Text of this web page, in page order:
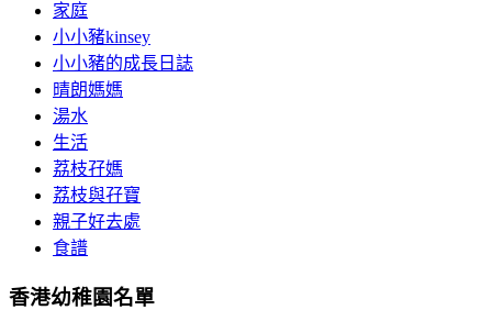
家庭
小小豬kinsey
小小豬的成長日誌
晴朗媽媽
湯水
生活
荔枝孖媽
荔枝與孖寶
親子好去處
食譜
香港幼稚園名單